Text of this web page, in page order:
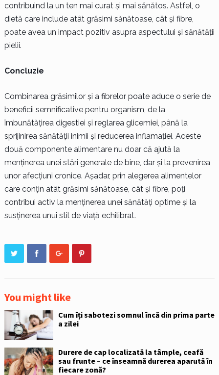
contribuind la un ten mai curat și mai sănătos. Astfel, o
dietă care include atât grăsimi sănătoase, cât și fibre,
poate avea un impact pozitiv asupra aspectului și sănătății
pielii.
Concluzie
Combinarea grăsimilor și a fibrelor poate aduce o serie de
beneficii semnificative pentru organism, de la
îmbunătățirea digestiei și reglarea glicemiei, până la
sprijinirea sănătății inimii și reducerea inflamației. Aceste
două componente alimentare nu doar că ajută la
menținerea unei stări generale de bine, dar și la prevenirea
unor afecțiuni cronice. Așadar, prin alegerea alimentelor
care conțin atât grăsimi sănătoase, cât și fibre, poți
contribui activ la menținerea unei sănătăți optime și la
susținerea unui stil de viață echilibrat.
You might like
Cum îți sabotezi somnul încă din prima parte
a zilei
Durere de cap localizată la tâmple, ceafă
sau frunte – ce înseamnă durerea aparută în
fiecare zonă?